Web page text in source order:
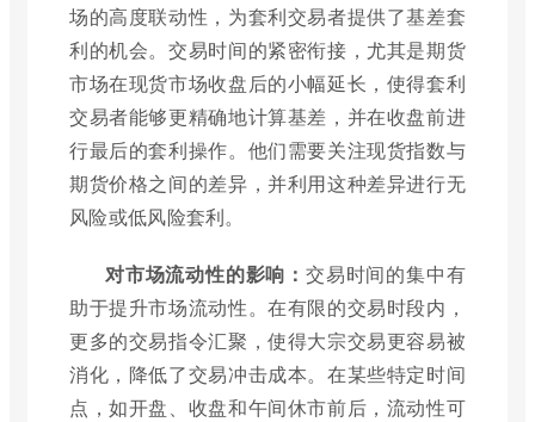
场的高度联动性，为套利交易者提供了基差套
利的机会。交易时间的紧密衔接，尤其是期货
市场在现货市场收盘后的小幅延长，使得套利
交易者能够更精确地计算基差，并在收盘前进
行最后的套利操作。他们需要关注现货指数与
期货价格之间的差异，并利用这种差异进行无
风险或低风险套利。
对市场流动性的影响：交易时间的集中有
助于提升市场流动性。在有限的交易时段内，
更多的交易指令汇聚，使得大宗交易更容易被
消化，降低了交易冲击成本。在某些特定时间
点，如开盘、收盘和午间休市前后，流动性可